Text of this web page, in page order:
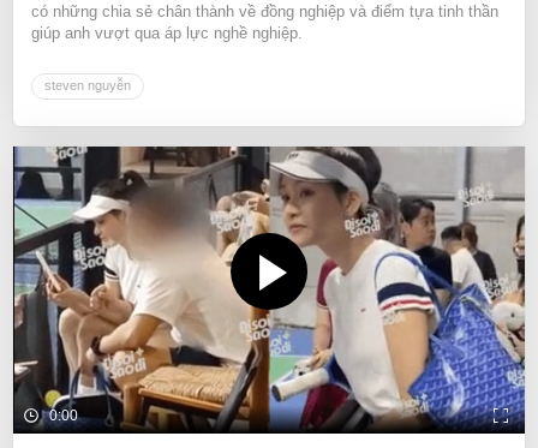
có những chia sẻ chân thành về đồng nghiệp và điểm tựa tinh thần
giúp anh vượt qua áp lực nghề nghiệp.
steven nguyễn
0:00